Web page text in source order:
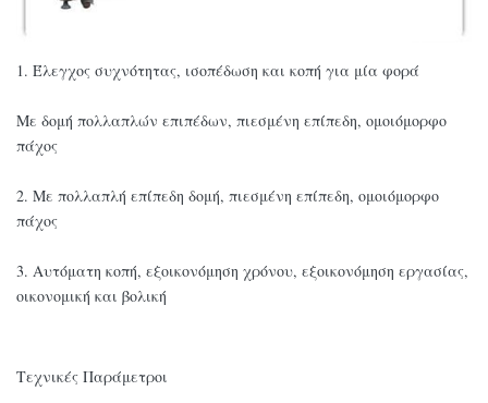
1. Έλεγχος συχνότητας, ισοπέδωση και κοπή για μία φορά
Με δομή πολλαπλών επιπέδων, πιεσμένη επίπεδη, ομοιόμορφο
πάχος
2. Με πολλαπλή επίπεδη δομή, πιεσμένη επίπεδη, ομοιόμορφο
πάχος
3. Αυτόματη κοπή, εξοικονόμηση χρόνου, εξοικονόμηση εργασίας,
οικονομική και βολική
Τεχνικές Παράμετροι